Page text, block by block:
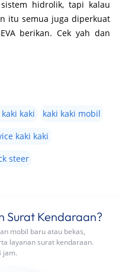
hidrolik, tapi kalau
itu semua juga diperkuat
berikan. Cek yah dan
kaki
kaki kaki mobil
kaki kaki
steer
Surat Kendaraan?
mobil baru atau bekas,
layanan surat kendaraan.
jam.